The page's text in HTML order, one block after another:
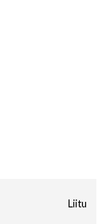
Liitu